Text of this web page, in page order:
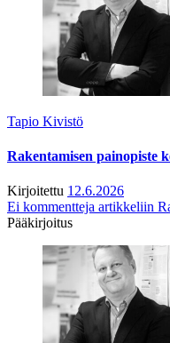
Tapio Kivistö
Rakentamisen painopiste
Kirjoitettu 12.6.2026
Ei kommentteja artikkeliin
Pääkirjoitus